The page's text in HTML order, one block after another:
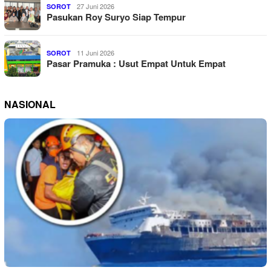
SOROT 27 Juni 2026
Pasukan Roy Suryo Siap Tempur
SOROT 11 Juni 2026
Pasar Pramuka : Usut Empat Untuk Empat
NASIONAL